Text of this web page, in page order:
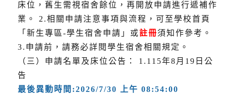
床位，舊生需視宿舍餘位，再開放申請進行遞補作
業。 2.相關申請注意事項與流程，可至學校首頁
「新生專區-學生宿舍申請」或註冊須知作參考。
3.申請前，請務必詳閱學生宿舍相關規定。
（三）申請名單及床位公告： 1.115年8月19日公
告
最後異動時間:2026/7/30 上午 08:54:00